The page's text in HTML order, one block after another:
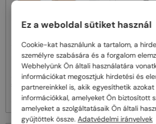
MIU MIU—Napszemüvegek
MU A55S - ​1BC90Q - ​57
119 000 Ft
-8%
MIU MIU—
MU 11ZS -
Ez a weboldal sütiket használ
Cookie-kat használunk a tartalom, a
személyre szabására és a forgalom
Webhelyünk Ön általi használatára
információkat megosztjuk hirdetési és
partnereinkkel is, akik egyesíthetik azokat
információkkal, amelyeket Ön biztosított
amelyeket a szolgáltatásaik Ön általi
gyűjtöttek össze. Adatvédelmi irányelvek